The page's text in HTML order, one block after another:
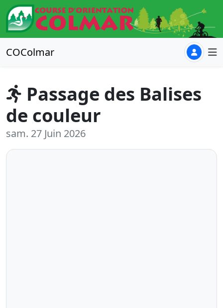
COColmar
Passage des Balises
de couleur
sam. 27 Juin 2026